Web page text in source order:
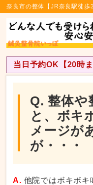
奈良市の整体【JR奈良駅徒歩
当日予約OK【20時
Q. 整体や
と、ボキ
メージが
が・・・
A. 他院ではボキボキ